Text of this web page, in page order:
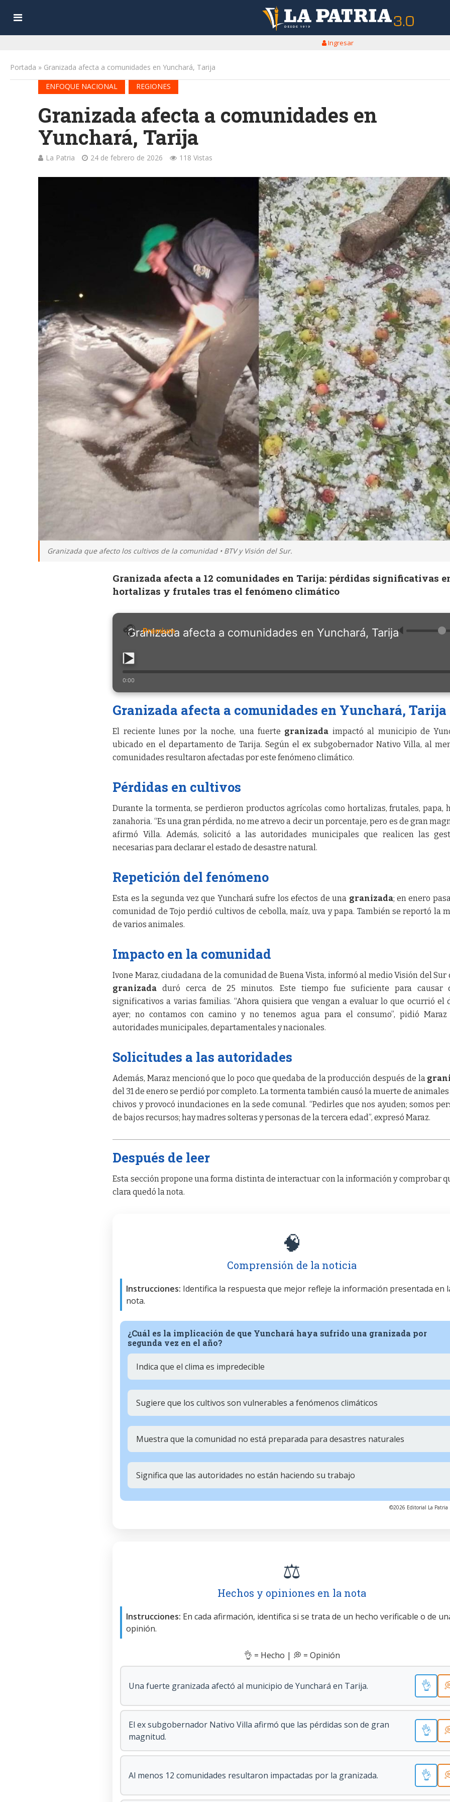
Ingresar
Portada » Granizada afecta a comunidades en Yunchará, Tarija
ENFOQUE NACIONAL
REGIONES
Granizada afecta a comunidades en
Yunchará, Tarija
La Patria 24 de febrero de 2026 118 Vistas
Granizada que afecto los cultivos de la comunidad • BTV y Visión del Sur.
Granizada afecta a 12 comunidades en Tarija: pérdidas significativas
hortalizas y frutales tras el fenómeno climático
Granizada afecta a comunidades en Yunchará, Tarija🔈
0:00
Granizada afecta a comunidades en Yunchará, Tarija
El reciente lunes por la noche, una fuerte granizada impactó al municipio de
ubicado en el departamento de Tarija. Según el ex subgobernador Nativo Villa, al
comunidades resultaron afectadas por este fenómeno climático.
Pérdidas en cultivos
Durante la tormenta, se perdieron productos agrícolas como hortalizas, frutales, papa,
zanahoria. “Es una gran pérdida, no me atrevo a decir un porcentaje, pero es de gran
afirmó Villa. Además, solicitó a las autoridades municipales que realicen las
necesarias para declarar el estado de desastre natural.
Repetición del fenómeno
Esta es la segunda vez que Yunchará sufre los efectos de una granizada; en enero
comunidad de Tojo perdió cultivos de cebolla, maíz, uva y papa. También se reportó la
de varios animales.
Impacto en la comunidad
Ivone Maraz, ciudadana de la comunidad de Buena Vista, informó al medio Visión del Sur
granizada duró cerca de 25 minutos. Este tiempo fue suficiente para causar
significativos a varias familias. “Ahora quisiera que vengan a evaluar lo que ocurrió el
ayer; no contamos con camino y no tenemos agua para el consumo”, pidió
autoridades municipales, departamentales y nacionales.
Solicitudes a las autoridades
Además, Maraz mencionó que lo poco que quedaba de la producción después de la
del 31 de enero se perdió por completo. La tormenta también causó la muerte de
chivos y provocó inundaciones en la sede comunal. “Pedirles que nos ayuden; somos
de bajos recursos; hay madres solteras y personas de la tercera edad”, expresó Maraz.
Después de leer
Esta sección propone una forma distinta de interactuar con la información y comprobar
clara quedó la nota.
🧠
Comprensión de la noticia
Instrucciones: Identifica la respuesta que mejor refleje la información presentada en
nota.
¿Cuál es la implicación de que Yunchará haya sufrido una granizada por
segunda vez en el año?
Indica que el clima es impredecible
Sugiere que los cultivos son vulnerables a fenómenos climáticos
Muestra que la comunidad no está preparada para desastres naturales
Significa que las autoridades no están haciendo su trabajo
©2026 Editorial La Patria
⚖️
Hechos y opiniones en la nota
Instrucciones: En cada afirmación, identifica si se trata de un hecho verificable o de
opinión.
👌 = Hecho | 💭 = Opinión
Una fuerte granizada afectó al municipio de Yunchará en Tarija. 👌
El ex subgobernador Nativo Villa afirmó que las pérdidas son de gran
magnitud.
👌
Al menos 12 comunidades resultaron impactadas por la granizada. 👌